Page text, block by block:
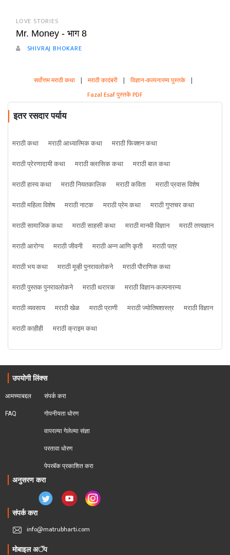
LOVE STORIES
Mr. Money - भाग 8
SHIVRAJ BHOKARE
सर्वोत्तम मराठी कथा | मराठी कादंबरी | विज्ञान-कल्पनारम्य पुस्तके |
Fazal Esaf पुस्तके PDF
इतर रसदार पर्याय
मराठी कथा मराठी आध्यात्मिक कथा
मराठी फिक्शन कथा
मराठी प्रेरणादायी कथा
मराठी क्लासिक कथा
मराठी बाल कथा
मराठी हास्य कथा
मराठी नियतकालिक मराठी कविता
मराठी प्रवास विशेष
मराठी महिला विशेष
मराठी नाटक मराठी प्रेम कथा
मराठी गुप्तचर कथा
मराठी सामाजिक कथा
मराठी साहसी कथा मराठी मानवी विज्ञान
मराठी तत्त्वज्ञान
मराठी आरोग्य
मराठी जीवनी मराठी अन्न आणि कृती
मराठी पत्र
मराठी भय कथा
मराठी मूव्ही पुनरावलोकने
मराठी पौराणिक कथा
मराठी पुस्तक पुनरावलोकने
मराठी थरारक
मराठी विज्ञान-कल्पनारम्य
मराठी व्यवसाय
मराठी खेळ मराठी प्राणी मराठी ज्योतिषशास्त्र
मराठी विज्ञान
मराठी काहीही
मराठी क्राइम कथा
उपयोगी लिंक्स
आमच्याबद्दल
FAQ
संपर्क करा
गोपनीयता धोरण
वापरल्या गेलेल्या संज्ञा
परतावा धोरण
पेपरबॅक प्रकाशित करा
अनुसरण करा
संपर्क करा
info@matrubharti.com
मोबाइल अॅप